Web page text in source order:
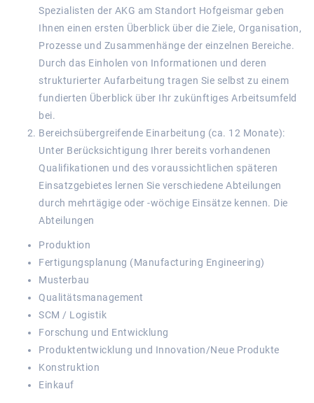
Spezialisten der AKG am Standort Hofgeismar geben
Ihnen einen ersten Überblick über die Ziele, Organisation,
Prozesse und Zusammenhänge der einzelnen Bereiche.
Durch das Einholen von Informationen und deren
strukturierter Aufarbeitung tragen Sie selbst zu einem
fundierten Überblick über Ihr zukünftiges Arbeitsumfeld
bei.
Bereichsübergreifende Einarbeitung (ca. 12 Monate):
Unter Berücksichtigung Ihrer bereits vorhandenen
Qualifikationen und des voraussichtlichen späteren
Einsatzgebietes lernen Sie verschiedene Abteilungen
durch mehrtägige oder -wöchige Einsätze kennen. Die
Abteilungen
Produktion
Fertigungsplanung (Manufacturing Engineering)
Musterbau
Qualitätsmanagement
SCM / Logistik
Forschung und Entwicklung
Produktentwicklung und Innovation/Neue Produkte
Konstruktion
Einkauf